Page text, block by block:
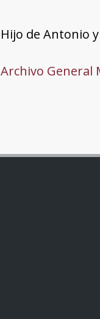
Hijo de Antonio
Archivo General